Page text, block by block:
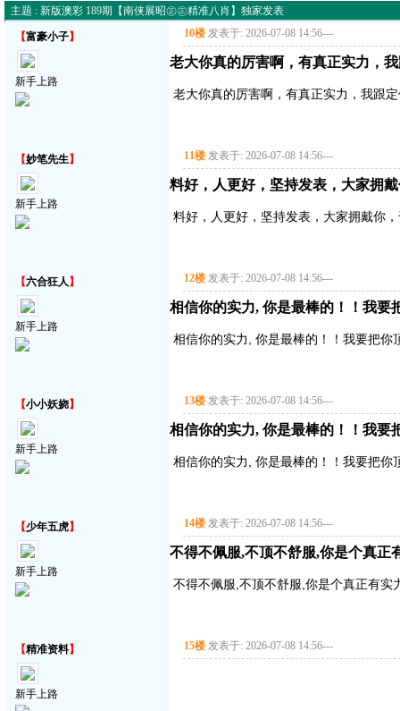
主题 : 新版澳彩 189期【南侠展昭㊣㊣精准八肖】独家发表
【富豪小子】
新手上路
10楼 发表于: 2026-07-08 14:56---
老大你真的厉害啊，有真正实力，
老大你真的厉害啊，有真正实力，我跟
【妙笔先生】
新手上路
11楼 发表于: 2026-07-08 14:56---
料好，人更好，坚持发表，大家拥
料好，人更好，坚持发表，大家拥戴你
【六合狂人 】
新手上路
12楼 发表于: 2026-07-08 14:56---
相信你的实力, 你是最棒的！！我要
相信你的实力, 你是最棒的！！我要把你
【小小妖娆】
新手上路
13楼 发表于: 2026-07-08 14:56---
相信你的实力, 你是最棒的！！我要
相信你的实力, 你是最棒的！！我要把你
【少年五虎】
新手上路
14楼 发表于: 2026-07-08 14:56---
不得不佩服,不顶不舒服,你是个真正
不得不佩服,不顶不舒服,你是个真正有实
【精准资料】
新手上路
15楼 发表于: 2026-07-08 14:56---